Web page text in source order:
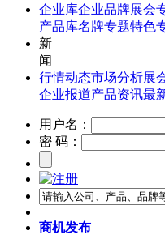
企业库企业品牌展会
产品库名牌专题特色
新
闻
行情动态市场分析展
企业报道产品资讯最
用户名：
密 码：
商机发布